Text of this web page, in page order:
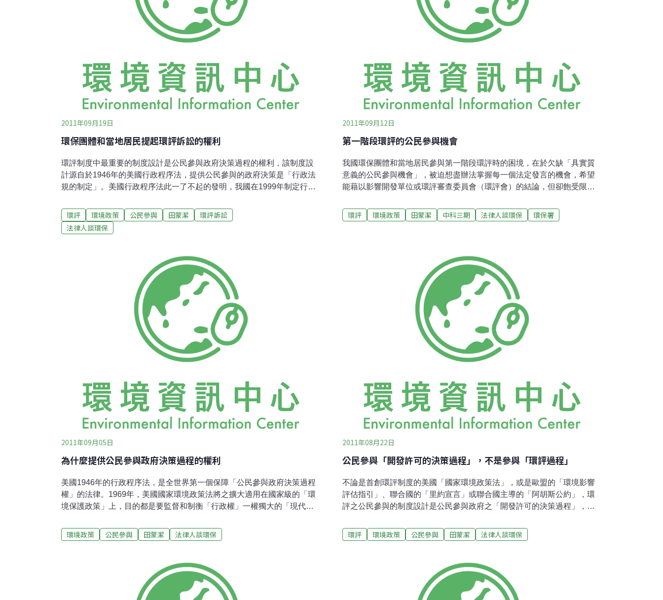
2011年09月19日
環保團體和當地居民提起環評訴訟的權利
環評制度中最重要的制度設計是公民參與政府決策過程的權利，該制度設
計源自於1946年的美國行政程序法，提供公民參與的政府決策是「行政法
規的制定」。美國行政程序法此一了不起的發明，我國在1999年制定行政
的行政程序法第四章的規定和美國行政程序法的相關規定十分類似，但略
有不同。根據我國行政程序法第157條的規定，制定完成的行政法規必須先
經過上級的核定，再刊登在政府公報或新聞紙上。但美國行政程序法則進
明書」，記錄法規制定過程中發現的事證和所作的政策判斷。1960年代中
期，古巴猪玀灣事件和越戰讓美國人民越來越不信任行政機關，司法機關
根據行政程序法審查行政行為時，為發揮制衡功能，審查標準漸趨嚴格，
以防範行政機關濫用裁量權。1970年，國會調整哥倫比亞特區巡迴法院的
環評 環境政策 公民參與 田蒙潔
環評訴訟
法律人談環保
2011年09月12日
第一階段環評的公民參與機會
我國環保團體和當地居民參與第一階段環評時的困境，在於欠缺「具實質
意義的公民參與機會」，被迫想盡辦法掌握每一個法定發言的機會，希望
能藉以影響開發單位或環評審查委員會（環評會）的結論，但卻飽受限時3
機會，發言的意見也未必受到開發單位、目的事業主管機關或環評會的重
視。然而最關鍵的是，當發言未受到重視，政府強行作出無重大影響之虞
──環保署制定的「開發行為環境影響評估作業準則」第10-1條，我國在實
施第一階段環評時，開發單位在環境影響說明書完成前，應公開邀請當地
居民或環保團體舉行會議，將居民意見處理回應編製於說明書內。還要視
需要再舉行公聽會、協調會、討論會、公開展覽計畫內容或其他適當方式
供民眾參與表達意見。根據
環評 環境政策 田蒙潔 中科三期 法律人談環保 環保署
2011年09月05日
為什麼提供公民參與政府決策過程的權利
美國1946年的行政程序法，是全世界第一個保障「公民參與政府決策過程
權」的法律。1969年，美國國家環境政策法將之擴大適用在國家級的「環
境保護政策」上，目的都是要監督和制衡「行政權」一權獨大的「現代政
1920年代被稱為咆哮的20年代，第一次世界大戰剛結束，工業革命帶來的
汽車、有聲電影、浪漫的爵士樂和摩登新女性，襯托著繁華的大都會，房
年10月29日，美國股市一夕之間從牛市變為熊市，史稱黑色星期二，引領
全世界進入經濟大蕭條的年代。美國總統胡佛想盡辦法變法圖強，但卻無
力回天，於1932年黯然下台。1933年，在期盼強人領導和大有為政府的政
環境政策 公民參與 田蒙潔 法律人談環保
2011年08月22日
公民參與「開發許可的決策過程」，不是參與「環評過程」
不論是首創環評制度的美國「國家環境政策法」，或是歐盟的「環境影響
評估指引」、聯合國的「里約宣言」或聯合國主導的「阿胡斯公約」，環
評之公民參與的制度設計是公民參與政府之「開發許可的決策過程」，而
民參與環評的制度設計，為了保護自然資源和防止環境污染，應由國家的
立法機關立法，授予「行政機關」權力與責任，控管可能破壞環境品質的
的政府機關提出開發案申請，申請後根據法定的程序實施環境影響評估，
再由該機關根據環評結論決定是否核發開發許可，整個過程稱為環評程
序，也就是被授權的機關核發「開發許可的決策過程」。公民參與環評的
環評 環境政策 公民參與 田蒙潔 法律人談環保